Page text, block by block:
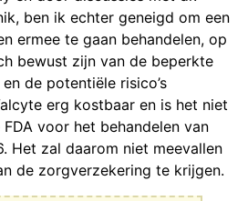
ben ik echter geneigd om een
ermee te gaan behandelen, op
bewust zijn van de beperkte
de potentiële risico’s
erg kostbaar en is het niet
voor het behandelen van
Het zal daarom niet meevallen
de zorgverzekering te krijgen.